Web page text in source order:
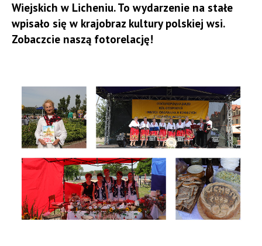
Wiejskich w Licheniu. To wydarzenie na stałe
wpisało się w krajobraz kultury polskiej wsi.
Zobaczcie naszą fotorelację!